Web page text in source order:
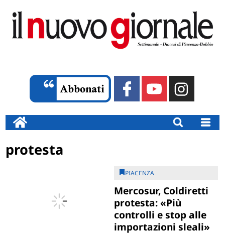
protesta
PIACENZA
Mercosur, Coldiretti
protesta: «Più
controlli e stop alle
importazioni sleali»